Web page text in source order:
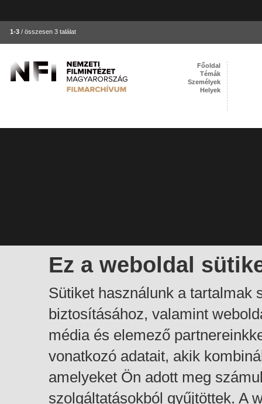
1-3 / összesen 3 találat
Ez a weboldal
Sütiket használunk a tartalmak
biztosításához, valamint
média és elemező
vonatkozó adatait, akik
amelyeket Ön adott meg
szolgáltatásokból gyűjtöttek. A
Főoldal
Témák
Személyek
Helyek